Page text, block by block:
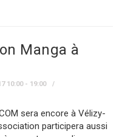
Manga à
10:00 - 19:00
sera encore à Vélizy-
participera aussi